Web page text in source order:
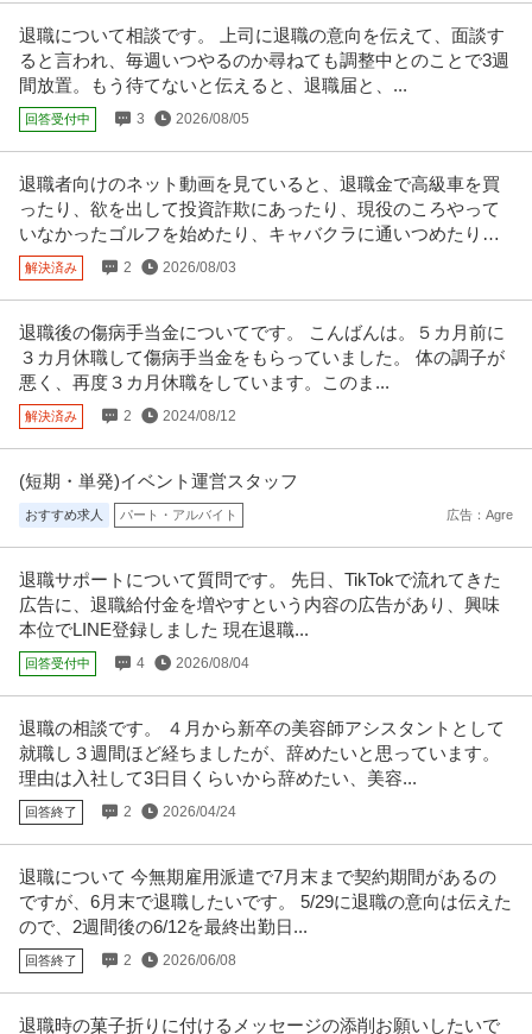
退職について相談です。 上司に退職の意向を伝えて、面談す
ると言われ、毎週いつやるのか尋ねても調整中とのことで3週
間放置。もう待てないと伝えると、退職届と、...
回答受付中 3 2026/08/05
退職者向けのネット動画を見ていると、退職金で高級車を買
ったり、欲を出して投資詐欺にあったり、現役のころやって
いなかったゴルフを始めたり、キャバクラに通いつめたりし
て退職金を浪費する話、
解決済み 2 2026/08/03
退職後の傷病手当金についてです。 こんばんは。５カ月前に
３カ月休職して傷病手当金をもらっていました。 体の調子が
悪く、再度３カ月休職をしています。このま...
解決済み 2 2024/08/12
(短期・単発)イベント運営スタッフ
おすすめ求人 パート・アルバイト 広告：Agre
退職サポートについて質問です。 先日、TikTokで流れてきた
広告に、退職給付金を増やすという内容の広告があり、興味
本位でLINE登録しました 現在退職...
回答受付中 4 2026/08/04
退職の相談です。 ４月から新卒の美容師アシスタントとして
就職し３週間ほど経ちましたが、辞めたいと思っています。
理由は入社して3日目くらいから辞めたい、美容...
回答終了 2 2026/04/24
退職について 今無期雇用派遣で7月末まで契約期間があるの
ですが、6月末で退職したいです。 5/29に退職の意向は伝えた
ので、2週間後の6/12を最終出勤日...
回答終了 2 2026/06/08
退職時の菓子折りに付けるメッセージの添削お願いしたいで